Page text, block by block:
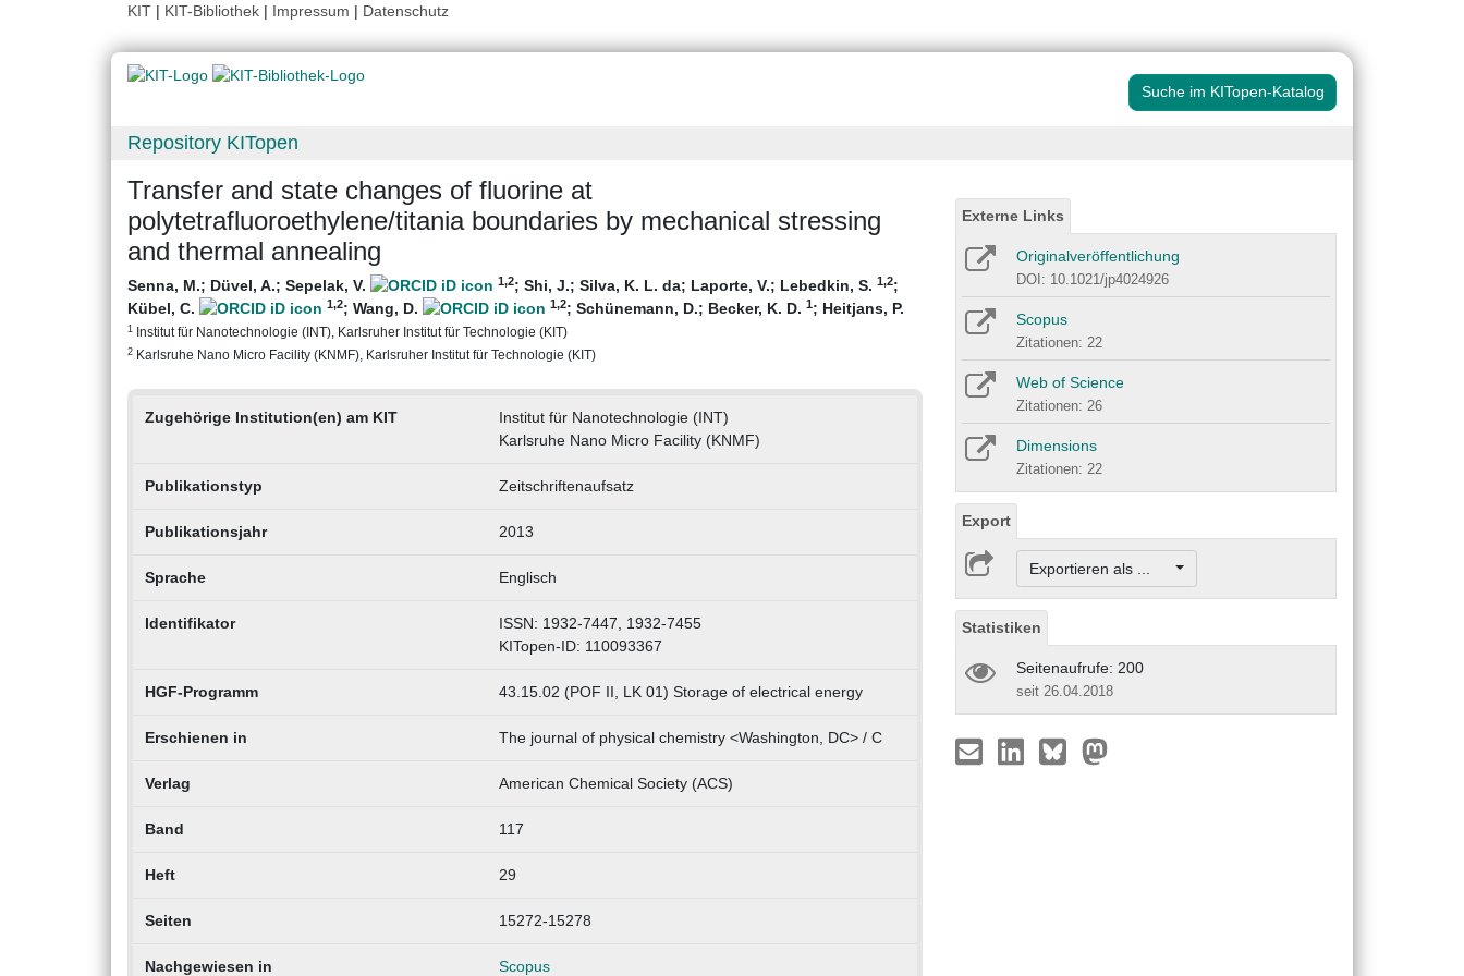
KIT | KIT-Bibliothek | Impressum | Datenschutz
Suche im KITopen-Katalog
Repository KITopen
Transfer and state changes of fluorine at
polytetrafluoroethylene/titania boundaries by mechanical stressing
and thermal annealing
Senna, M.; Düvel, A.; Sepelak, V. 1,2; Shi, J.; Silva, K. L. da; Laporte, V.; Lebedkin, S. 1,2;
Kübel, C.
1,2; Wang, D. 1,2; Schünemann, D.; Becker, K. D. 1; Heitjans, P.
1 Institut für Nanotechnologie (INT), Karlsruher Institut für Technologie (KIT)
2 Karlsruhe Nano Micro Facility (KNMF), Karlsruher Institut für Technologie (KIT)
Zugehörige Institution(en) am KIT
Institut für Nanotechnologie (INT)
Karlsruhe Nano Micro Facility (KNMF)
Publikationstyp Zeitschriftenaufsatz
Publikationsjahr 2013
Sprache Englisch
Identifikator
ISSN: 1932-7447, 1932-7455
KITopen-ID: 110093367
HGF-Programm 43.15.02 (POF II, LK 01) Storage of electrical energy
Erschienen in The journal of physical chemistry <Washington, DC> / C
Verlag American Chemical Society (ACS)
Band 117
Heft 29
Seiten 15272-15278
Nachgewiesen in Scopus
Externe Links
Originalveröffentlichung
DOI: 10.1021/jp4024926
Scopus
Zitationen: 22
Web of Science
Zitationen: 26
Dimensions
Zitationen: 22
Export
Exportieren als ...
Statistiken
Seitenaufrufe: 200
seit 26.04.2018